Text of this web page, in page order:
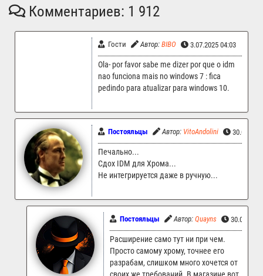
Комментариев: 1 912
Гости Автор: BIBO 3.07.2025 04:03
Ola- por favor sabe me dizer por que o idm
nao funciona mais no windows 7 : fica
pedindo para atualizar para windows 10.
Постояльцы Автор: VitoAndolini
Печально...
Сдох IDM для Хрома...
Не интегрируется даже в ручную...
Постояльцы Автор: Quayns
Расширение само тут ни при чем.
Просто самому хрому, точнее его
разрабам, слишком много хочется от